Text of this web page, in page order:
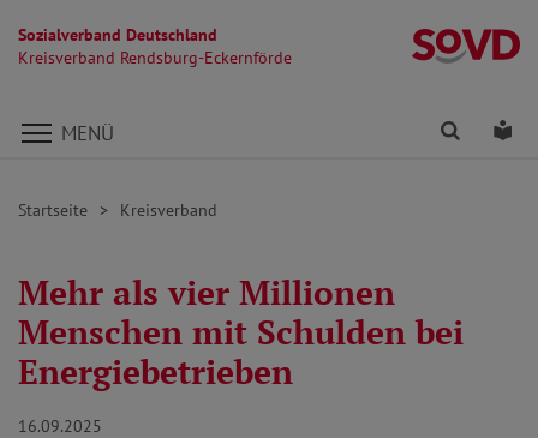
Sozialverband Deutschland
Kreisverband Rendsburg-Eckernförde
Direkt zu den Inhalten springen
MENÜ Finden
Startseite Kreisverband
Mehr als vier Millionen
Menschen mit Schulden bei
Energiebetrieben
16.09.2025